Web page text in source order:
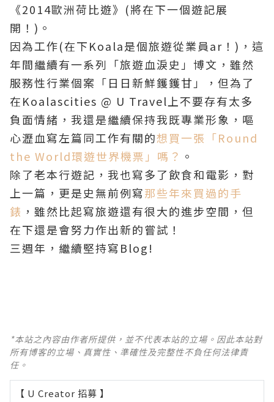
《2014歐洲荷比遊》(將在下一個遊記展
開！)。
因為工作(在下Koala是個旅遊從業員ar！)，這
年間繼續有一系列「旅遊血淚史」博文，雖然
服務性行業個案「日日新鮮鑊鑊甘」，但為了
在Koalascities @ U Travel上不要存有太多
負面情緒，我還是繼續保持我既專業形象，嘔
心瀝血寫左篇同工作有關的想買一張「Round
the World環遊世界機票」嗎？ 。
除了老本行遊記，我也寫多了飲食和電影，對
上一篇，更是史無前例寫那些年來買過的手
錶 ，雖然比起寫旅遊還有很大的進步空間，但
在下還是會努力作出新的嘗試！
三週年，繼續堅持寫Blog!
*本站之內容由作者所提供，並不代表本站的立場。因此本站對
所有博客的立場、真實性、準確性及完整性不負任何法律責
任。
【 U Creator 招募 】